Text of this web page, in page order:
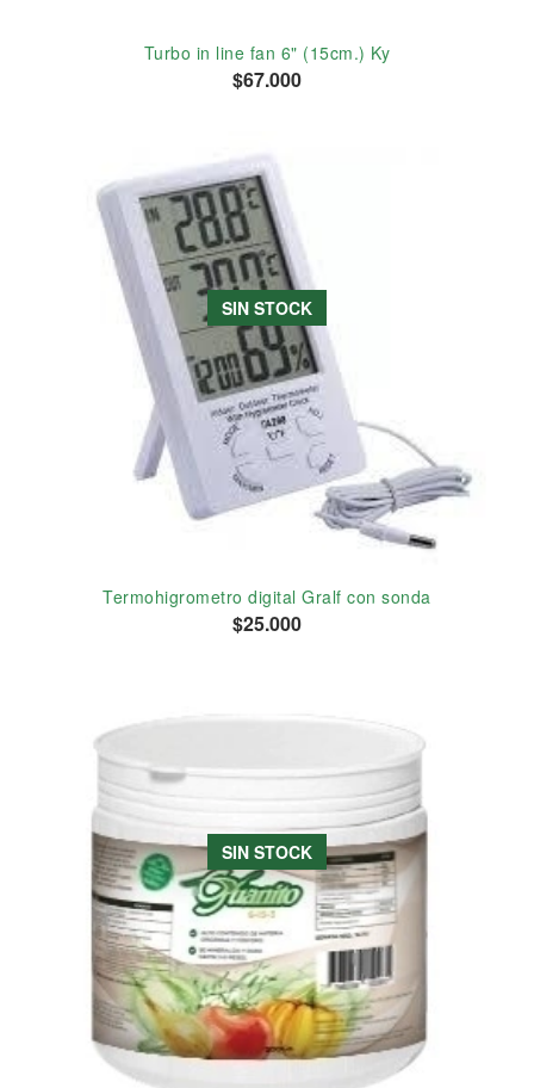
Turbo in line fan 6" (15cm.) Ky
$67.000
SIN STOCK
Termohigrometro digital Gralf con sonda
$25.000
SIN STOCK